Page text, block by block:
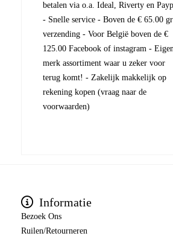
betalen via o.a. Ideal, Riverty en
- Snelle service - Boven de € 65.00
verzending - Voor België boven de €
125.00 Facebook of instagram -
merk assortiment waar u zeker voor
terug komt! - Zakelijk makkelijk op
rekening kopen (vraag naar de
voorwaarden)
Informatie
Bezoek Ons
Ruilen/Retourneren